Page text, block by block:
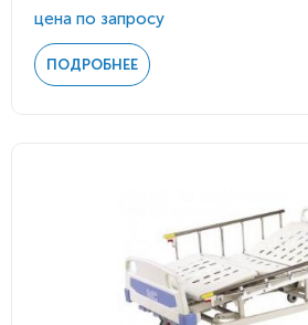
цена по запросу
ПОДРОБНЕЕ